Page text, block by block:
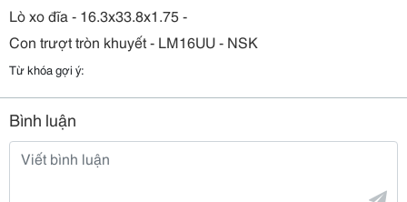
Lò xo đĩa - 16.3x33.8x1.75 -
Con trượt tròn khuyết - LM16UU - NSK
Từ khóa gợi ý:
Bình luận